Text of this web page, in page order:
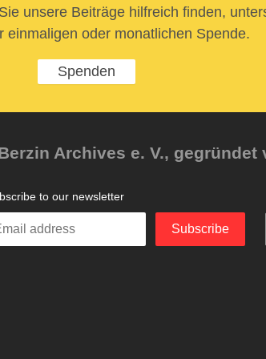
unsere Beiträge hilfreich finden,
einmaligen oder monatlichen Spende.
Spenden
Archives e. V., gegründet
to our newsletter
Subscribe